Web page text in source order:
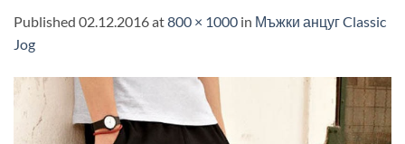
Published 02.12.2016at800 × 1000 in Мъжки анцуг Classic
Jog